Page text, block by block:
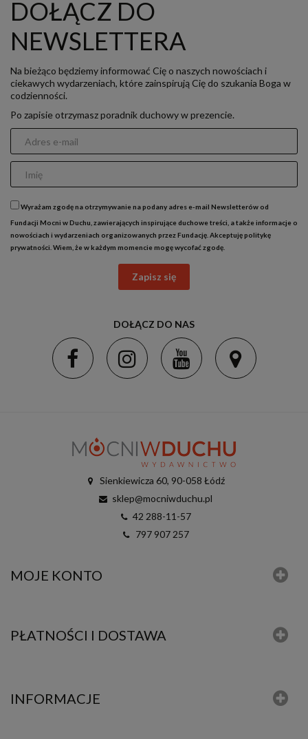
DOŁĄCZ DO
NEWSLETTERA
Na bieżąco będziemy informować Cię o naszych nowościach i
ciekawych wydarzeniach, które zainspirują Cię do szukania Boga w
codzienności.
Po zapisie otrzymasz poradnik duchowy w prezencie.
Wyrażam zgodę na otrzymywanie na podany adres e-mail Newsletterów od
Fundacji Mocni w Duchu, zawierających inspirujące duchowe treści, a także informacje o
nowościach i wydarzeniach organizowanych przez Fundację. Akceptujępolitykę
prywatności . Wiem, że w każdym momencie mogę wycofać zgodę.
Zapisz się
DOŁĄCZ DO NAS
Sienkiewicza 60, 90-058 Łódź
sklep@mocniwduchu.pl
42 288-11-57
797 907 257
MOJE KONTO
PŁATNOŚCI I DOSTAWA
INFORMACJE